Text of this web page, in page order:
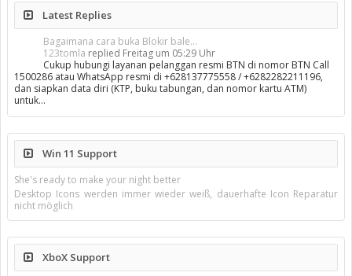
Latest Replies
Bagaimana cara buka Blokir bale...
123tomla replied Freitag um 05:29 Uhr
Cukup hubungi layanan pelanggan resmi BTN di nomor BTN Call
1500286 atau WhatsApp resmi di +628137775558 / +6282282211196,
dan siapkan data diri (KTP, buku tabungan, dan nomor kartu ATM)
untuk…
Win 11 Support
She's ready to make your night better
Desktop Icons werden immer wieder weiß, dauerhafte Icon Reparatur
nicht möglich
XboX Support